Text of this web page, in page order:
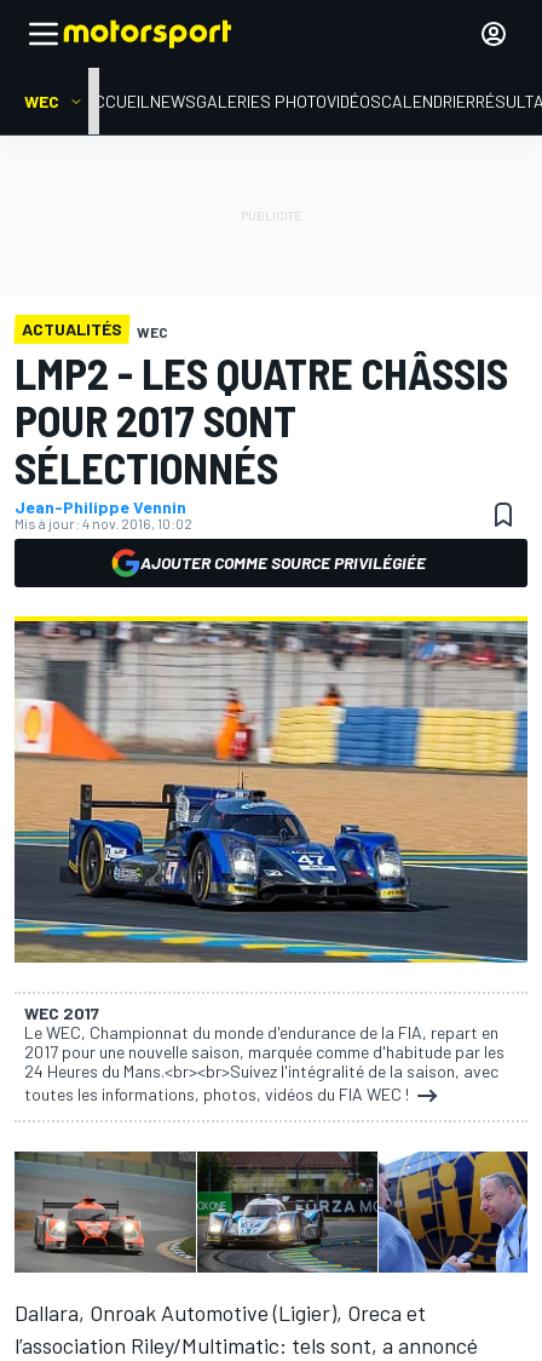
WEC ACCUEIL NEWSGALERIES PHOTOVIDÉOSCALENDRIER
ACTUALITÉS WEC
LMP2 - LES QUATRE CHÂSSIS
POUR 2017 SONT
SÉLECTIONNÉS
Jean-Philippe Vennin
Mis à jour: 4 nov. 2016, 10:02
AJOUTER COMME SOURCE PRIVILÉGIÉE
WEC 2017
Le WEC, Championnat du monde d'endurance de la FIA, repart en
2017 pour une nouvelle saison, marquée comme d'habitude par les
24 Heures du Mans.<br><br>Suivez l'intégralité de la saison, avec
toutes les informations, photos, vidéos du FIA WEC !
Dallara, Onroak Automotive (Ligier), Oreca et
l’association Riley/Multimatic: tels sont, a annoncé